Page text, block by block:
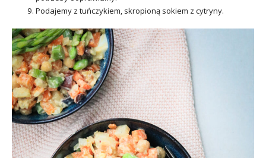
Podajemy z tuńczykiem, skropioną sokiem z cytryny.